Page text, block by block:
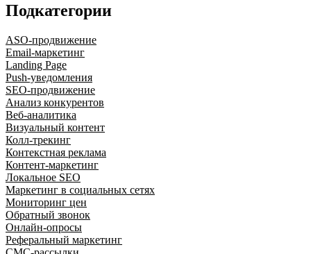
Подкатегории
ASO-продвижение
Email-маркетинг
Landing Page
Push-уведомления
SEO-продвижение
Анализ конкурентов
Веб-аналитика
Визуальный контент
Колл-трекинг
Контекстная реклама
Контент-маркетинг
Локальное SEO
Маркетинг в социальных сетях
Мониторинг цен
Обратный звонок
Онлайн-опросы
Реферальный маркетинг